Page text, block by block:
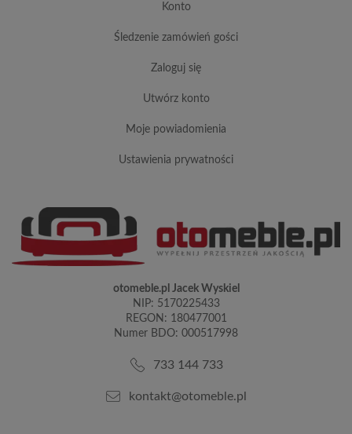
konto
śledzenie zamówień gości
zaloguj się
utwórz konto
moje powiadomienia
ustawienia prywatności
otomeble.pl Jacek Wyskiel
NIP: 5170225433
REGON: 180477001
Numer BDO: 000517998
733 144 733
kontakt@otomeble.pl